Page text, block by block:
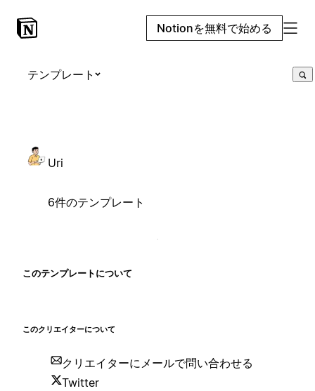
Notionを無料で始める
テンプレート
Uri
6件のテンプレート
このテンプレートについて
このクリエイターについて
クリエイターにメールで問い合わせる
Twitter